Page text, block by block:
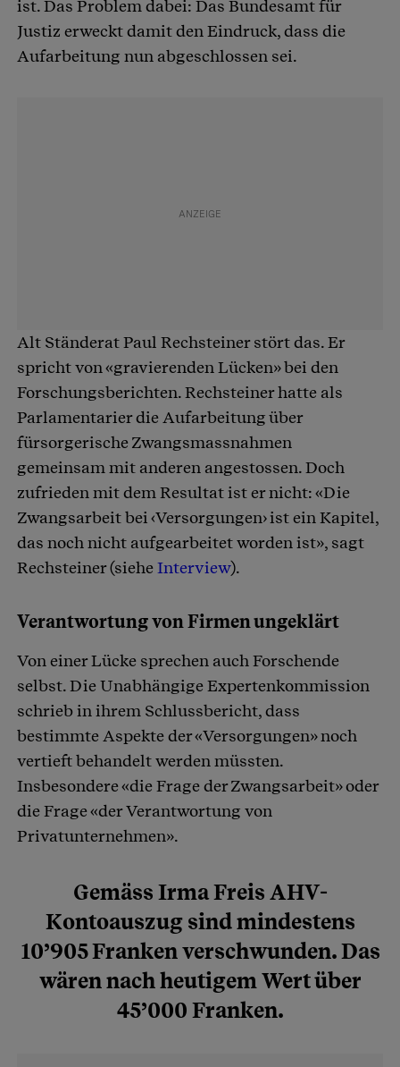
ist. Das Problem dabei: Das Bundesamt für
Justiz erweckt damit den Eindruck, dass die
Aufarbeitung nun abgeschlossen sei.
Alt Ständerat Paul Rechsteiner stört das. Er
spricht von «gravierenden Lücken» bei den
Forschungsberichten. Rechsteiner hatte als
Parlamentarier die Aufarbeitung über
fürsorgerische Zwangsmassnahmen
gemeinsam mit anderen angestossen. Doch
zufrieden mit dem Resultat ist er nicht: «Die
Zwangsarbeit bei ‹Versorgungen› ist ein Kapitel,
das noch nicht aufgearbeitet worden ist», sagt
Rechsteiner (sieheInterview).
Verantwortung von Firmen ungeklärt
Von einer Lücke sprechen auch Forschende
selbst. Die Unabhängige Expertenkommission
schrieb in ihrem Schlussbericht, dass
bestimmte Aspekte der «Versorgungen» noch
vertieft behandelt werden müssten.
Insbesondere «die Frage der Zwangsarbeit» oder
die Frage «der Verantwortung von
Privatunternehmen».
Gemäss Irma Freis AHV-
Kontoauszug sind mindestens
10’905 Franken verschwunden. Das
wären nach heutigem Wert über
45’000 Franken.